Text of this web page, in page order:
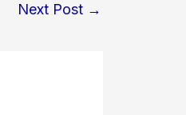
Next Post →